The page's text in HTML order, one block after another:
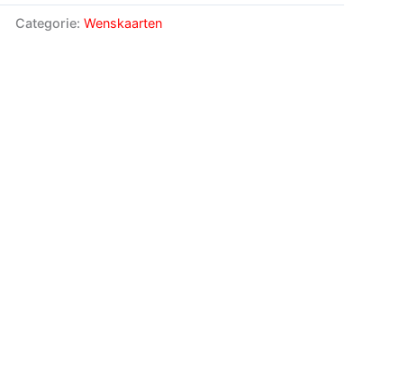
Categorie: Wenskaarten